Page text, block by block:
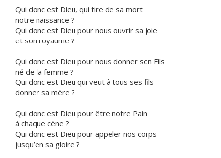
Qui donc est Dieu, qui tire de sa mort
notre naissance ?
Qui donc est Dieu pour nous ouvrir sa joie
et son royaume ?
Qui donc est Dieu pour nous donner son Fils
né de la femme ?
Qui donc est Dieu qui veut à tous ses fils
donner sa mère ?
Qui donc est Dieu pour être notre Pain
à chaque cène ?
Qui donc est Dieu pour appeler nos corps
jusqu’en sa gloire ?